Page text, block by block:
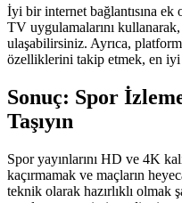
İyi bir internet bağlantısına ek
TV uygulamalarını
ulaşabilirsiniz. Ayrıca,
özelliklerini takip etmek, en iyi
Sonuç: Spor
Taşıyın
Spor yayınlarını HD ve 4K
kaçırmamak ve maçların
teknik olarak hazırlıklı olmak